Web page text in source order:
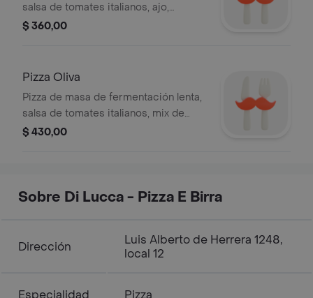
salsa de tomates italianos, ajo,
orégano, aceita de oliva.
$ 360,00
Pizza Oliva
Pizza de masa de fermentación lenta,
salsa de tomates italianos, mix de
muzzarella, quartirolo, olivas negras,
$ 430,00
Sobre Di Lucca - Pizza E Birra
Dirección
Luis Alberto de Herrera 1248,
local 12
Especialidad Pizza